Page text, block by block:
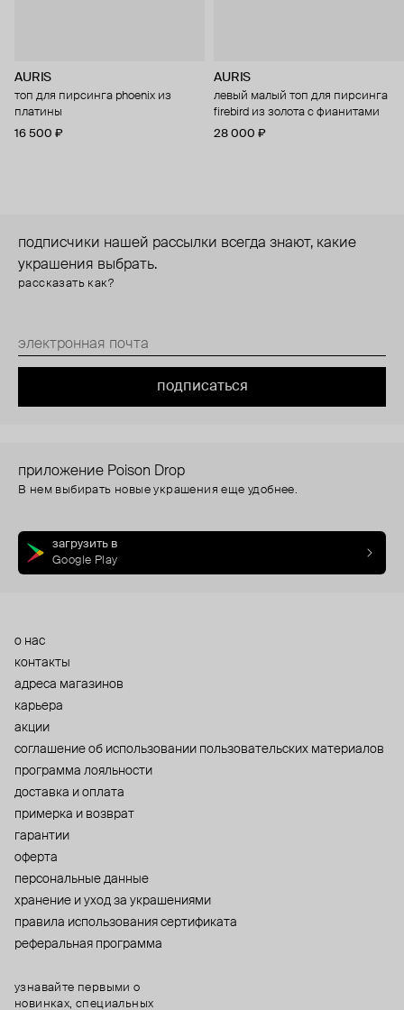
AURIS
топ для пирсинга phoenix из
платины
16 500 ₽
AURIS
левый малый топ для пирсинга
firebird из золота с фианитами
28 000 ₽
подписчики нашей рассылки всегда знают, какие
украшения выбрать.
рассказать как?
подписаться
приложение Poison Drop
В нем выбирать новые украшения еще удобнее.
загрузить в
Google Play
о нас
контакты
адреса магазинов
карьера
акции
cоглашение об использовании пользовательских материалов
программа лояльности
доставка и оплата
примерка и возврат
гарантии
оферта
персональные данные
хранение и уход за украшениями
правила использования сертификата
реферальная программа
узнавайте первыми о
новинках, специальных